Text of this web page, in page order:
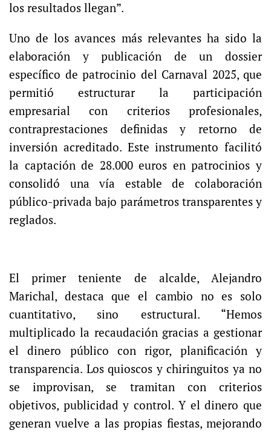
los resultados llegan”.
Uno de los avances más relevantes ha sido la
elaboración y publicación de un dossier
específico de patrocinio del Carnaval 2025, que
permitió estructurar la participación
empresarial con criterios profesionales,
contraprestaciones definidas y retorno de
inversión acreditado. Este instrumento facilitó
la captación de 28.000 euros en patrocinios y
consolidó una vía estable de colaboración
público-privada bajo parámetros transparentes y
reglados.
El primer teniente de alcalde, Alejandro
Marichal, destaca que el cambio no es solo
cuantitativo, sino estructural. “Hemos
multiplicado la recaudación gracias a gestionar
el dinero público con rigor, planificación y
transparencia. Los quioscos y chiringuitos ya no
se improvisan, se tramitan con criterios
objetivos, publicidad y control. Y el dinero que
generan vuelve a las propias fiestas, mejorando